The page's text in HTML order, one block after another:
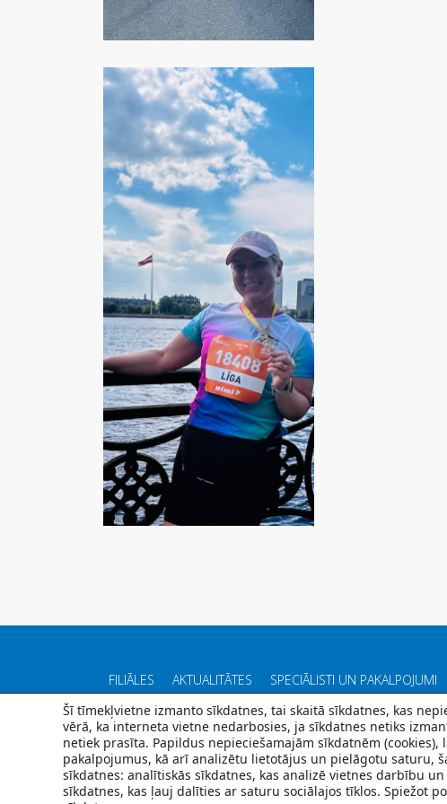
FILIĀLES AKTUALITĀTES SPECIĀLISTI UN PAKALPOJUMI
Šī tīmekļvietne izmanto sīkdatnes, tai skaitā sīkdatnes, kas
vērā, ka interneta vietne nedarbosies, ja sīkdatnes netiks
netiek prasīta. Papildus nepieciešamajām sīkdatnēm
pakalpojumus, kā arī analizētu lietotājus un pielāgotu saturu,
sīkdatnes: analītiskās sīkdatnes, kas analizē vietnes darbību
sīkdatnes, kas ļauj dalīties ar saturu sociālajos tīklos. Spiežot